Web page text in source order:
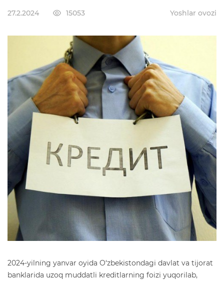
27.2.2024 15053 Yoshlar ovozi
2024-yilning yanvar oyida O‘zbekistondagi davlat va tijorat
banklarida uzoq muddatli kreditlarning foizi yuqorilab,